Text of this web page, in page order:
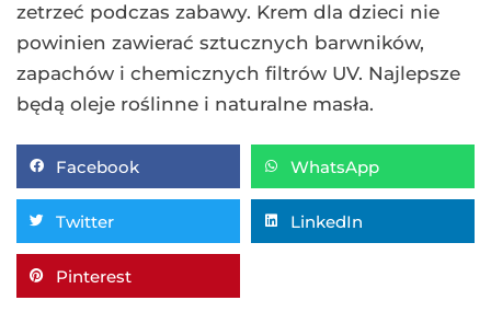
zetrzeć podczas zabawy. Krem dla dzieci nie
powinien zawierać sztucznych barwników,
zapachów i chemicznych filtrów UV. Najlepsze
będą oleje roślinne i naturalne masła.
Facebook WhatsApp
Twitter LinkedIn
Pinterest